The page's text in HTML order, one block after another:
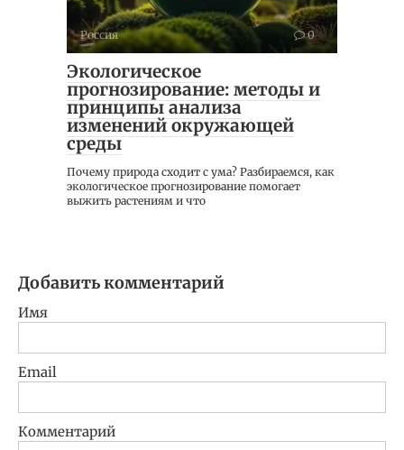
Россия 0
Экологическое
прогнозирование: методы и
принципы анализа
изменений окружающей
среды
Почему природа сходит с ума? Разбираемся, как
экологическое прогнозирование помогает
выжить растениям и что
Добавить комментарий
Имя
Email
Комментарий